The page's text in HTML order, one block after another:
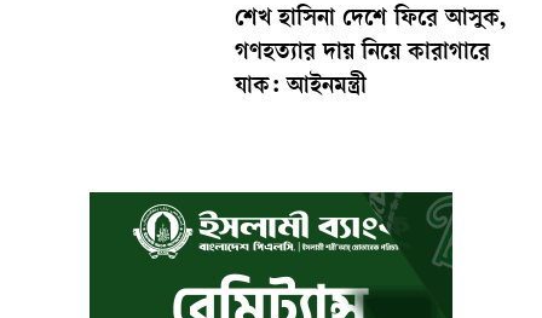
শেখ হাসিনা দেশে ফিরে আসুক,
গণহত্যার দায় নিয়ে কারাগারে
যাক: আইনমন্ত্রী